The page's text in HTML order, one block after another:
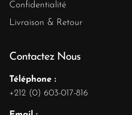
Confidentialité
Livraison & Retour
Contactez Nous
Téléphone :
+212 (0) 603-017-816